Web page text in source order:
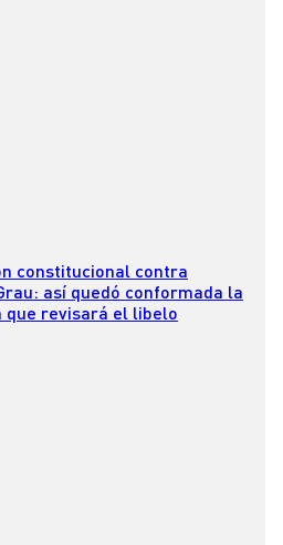
constitucional contra
así quedó conformada la
que revisará el libelo